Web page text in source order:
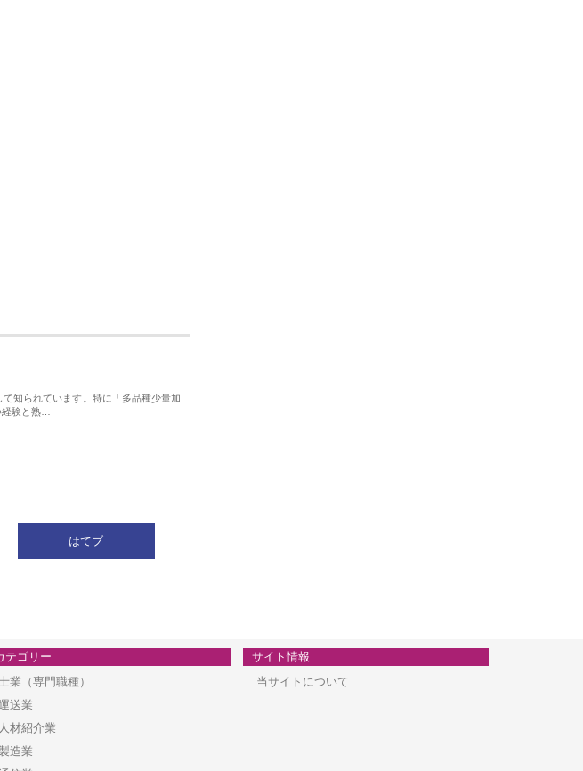
知られています。特に「多品種少量加
験と熟…
はてブ
テゴリー
業（専門職種）
送業
人材紹介業
造業
サイト情報
当サイトについて